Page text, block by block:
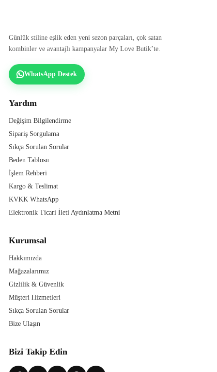
Günlük stiline eşlik eden yeni sezon parçaları, çok satan
kombinler ve avantajlı kampanyalar My Love Butik’te.
WhatsApp Destek
Yardım
Değişim Bilgilendirme
Sipariş Sorgulama
Sıkça Sorulan Sorular
Beden Tablosu
İşlem Rehberi
Kargo & Teslimat
KVKK WhatsApp
Elektronik Ticari İleti Aydınlatma Metni
Kurumsal
Hakkımızda
Mağazalarımız
Gizlilik & Güvenlik
Müşteri Hizmetleri
Sıkça Sorulan Sorular
Bize Ulaşın
Bizi Takip Edin